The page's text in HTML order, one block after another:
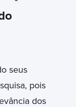
seus
pois
dos